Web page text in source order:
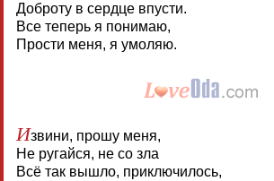
Доброту в сердце впусти.
Все теперь я понимаю,
Прости меня, я умоляю.
Извини, прошу меня,
Не ругайся, не со зла
Всё так вышло, приключилось,